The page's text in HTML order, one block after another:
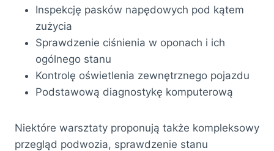
Inspekcję pasków napędowych pod kątem
zużycia
Sprawdzenie ciśnienia w oponach i ich
ogólnego stanu
Kontrolę oświetlenia zewnętrznego pojazdu
Podstawową diagnostykę komputerową
Niektóre warsztaty proponują także kompleksowy
przegląd podwozia, sprawdzenie stanu